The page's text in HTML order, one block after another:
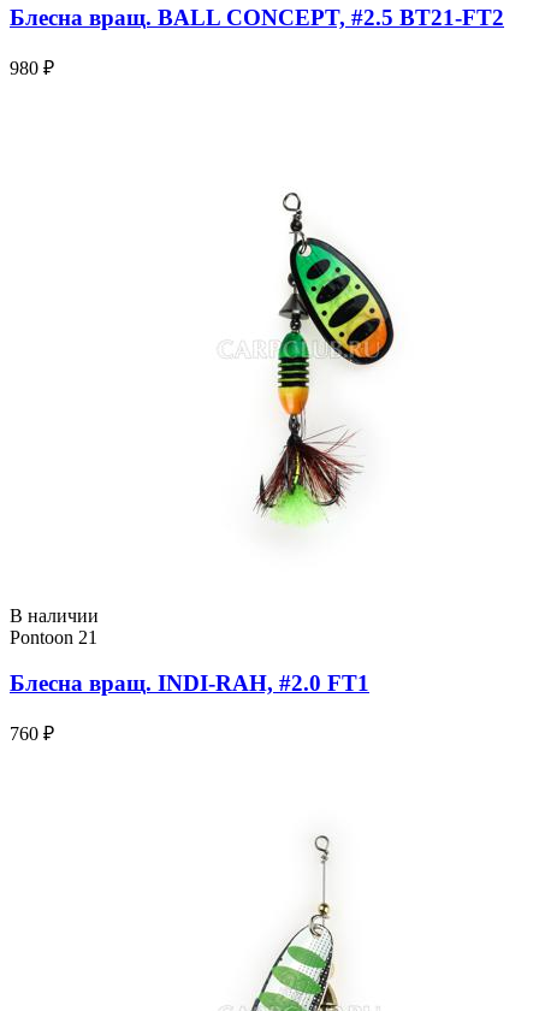
Блесна вращ. BALL CONCEPT, #2.5 BT21-FT2
980 ₽
В наличии
Pontoon 21
Блесна вращ. INDI-RAH, #2.0 FT1
760 ₽